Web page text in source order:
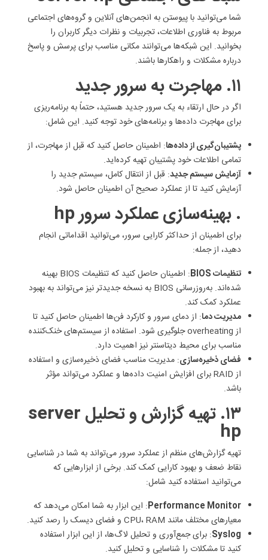
شما می‌توانید با پیوستن به انجمن‌های آنلاین و گروه‌های اجتماعی
مربوط به فناوری اطلاعات، تجربیات و نظرات دیگر کاربران را
بخوانید. این شبکه‌ها می‌توانند مکانی مناسب برای پرسش و پاسخ
درباره مشکلات و راهکارها باشند.
۱۱. مهاجرت به سرور جدید
اگر در حال ارتقاء به یک سرور جدید هستید، حتماً به برنامه‌ریزی
برای مهاجرت داده‌ها و برنامه‌های خود توجه کنید. این شامل:
پشتیبان‌گیری از داده‌ها: اطمینان حاصل کنید که قبل از مهاجرت، از
تمامی اطلاعات خود پشتیبان تهیه کرده‌اید.
آزمایش سیستم جدید: قبل از انتقال کامل، سیستم جدید را
آزمایش کنید تا از عملکرد صحیح آن اطمینان حاصل شود.
. بهینه‌سازی عملکرد سرور hp
برای اطمینان از حداکثر کارایی سرور، می‌توانید اقداماتی انجام
دهید، از جمله:
تنظیمات BIOS
: اطمینان حاصل کنید که تنظیمات BIOS بهینه
شده‌اند. به‌روزرسانی BIOS به نسخه جدیدتر نیز می‌تواند به بهبود
عملکرد کمک کند.
مدیریت دما: از دمای سرور و کارکرد فن‌ها اطمینان حاصل کنید تا
از overheating جلوگیری شود. استفاده از سیستم‌های خنک‌کننده
مناسب برای محیط دیتاسنتر نیز اهمیت دارد.
فضای ذخیره‌سازی: مدیریت مناسب فضای ذخیره‌سازی و استفاده
از RAID برای افزایش امنیت داده‌ها و عملکرد می‌تواند مؤثر
باشد.
۱۳. تهیه گزارش و تحلیل server
hp
تهیه گزارش‌های منظم از عملکرد سرور می‌تواند به شما در شناسایی
نقاط ضعف و بهبود کارایی کمک کند. برخی از ابزارهایی که
می‌توانید استفاده کنید شامل:
Performance Monitor: این ابزار به شما امکان می‌دهد که
معیارهای مختلف مانند CPU، RAM و فضای دیسک را رصد کنید.
Syslog: برای جمع‌آوری و تحلیل لاگ‌ها، از این ابزار استفاده
کنید تا مشکلات را شناسایی و تحلیل کنید.